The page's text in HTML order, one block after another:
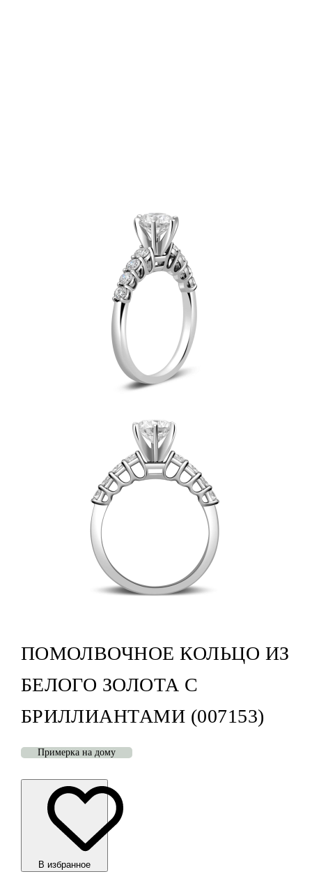
ПОМОЛВОЧНОЕ КОЛЬЦО ИЗ
БЕЛОГО ЗОЛОТА С
БРИЛЛИАНТАМИ (007153)
Примерка на дому
В избранноe